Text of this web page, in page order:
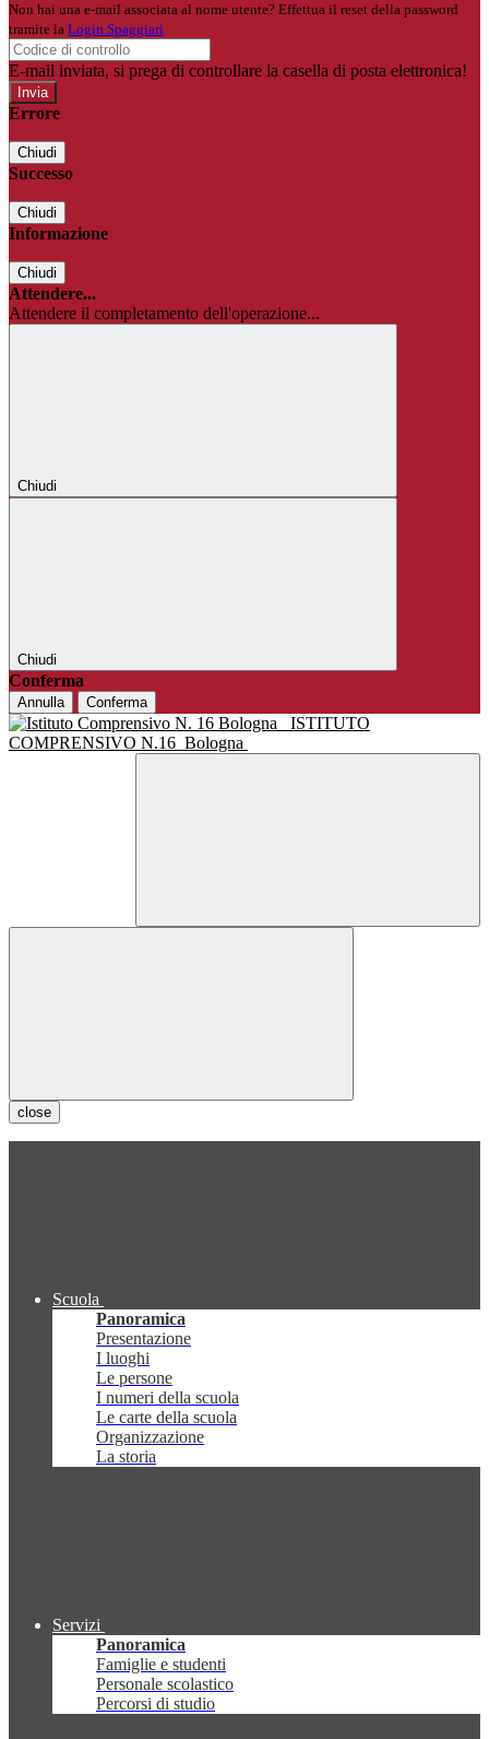
Non hai una e-mail associata al nome utente? Effettua il reset della password
tramite la Login Spaggiari
E-mail inviata, si prega di controllare la casella di posta elettronica!
Errore
Chiudi
Successo
Chiudi
Informazione
Chiudi
Attendere...
Attendere il completamento dell'operazione...
Chiudi
Chiudi
Conferma
Annulla Conferma
ISTITUTO
COMPRENSIVO N.16 Bologna
close
Scuola
Panoramica
Presentazione
I luoghi
Le persone
I numeri della scuola
Le carte della scuola
Organizzazione
La storia
Servizi
Panoramica
Famiglie e studenti
Personale scolastico
Percorsi di studio